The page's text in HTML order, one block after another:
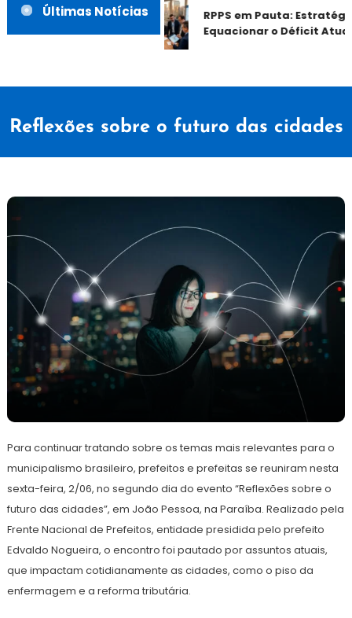
Últimas Notícias
RPPS em Pauta:
Equacionar o Déficit
Reflexões sobre o futuro das cidades
junho
de
Para continuar tratando sobre os temas mais relevantes para o
municipalismo brasileiro, prefeitos e prefeitas se reuniram nesta
sexta-feira, 2/06, no segundo dia do evento “Reflexões sobre o
futuro das cidades”, em João Pessoa, na Paraíba. Realizado pela
Frente Nacional de Prefeitos, entidade presidida pelo prefeito
Edvaldo Nogueira, o encontro foi pautado por assuntos atuais,
que impactam cotidianamente as cidades, como o piso da
enfermagem e a reforma tributária.